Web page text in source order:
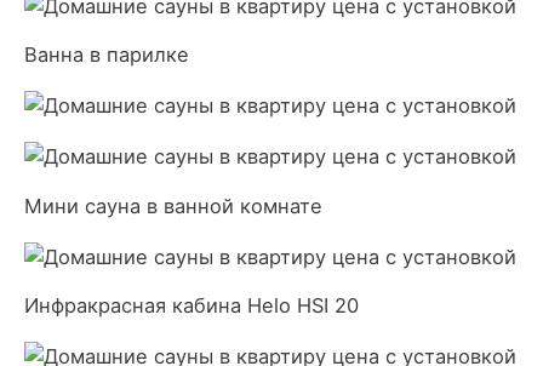
Ванна в парилке
Мини сауна в ванной комнате
Инфракрасная кабина Helo HSI 20